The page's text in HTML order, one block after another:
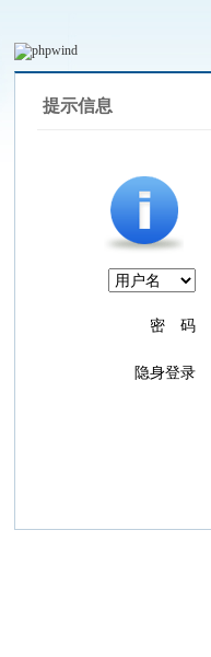
提示信息
密 码
隐身登录